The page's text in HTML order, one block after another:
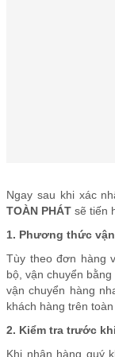
Ngay sau khi xác
TOÀN PHÁT sẽ tiến
1. Phương thức
Tùy theo đơn hàng
bộ, vận chuyển
vận chuyển hàng
khách hàng trên toàn
2. Kiểm tra trước
Khi nhận hàng quý